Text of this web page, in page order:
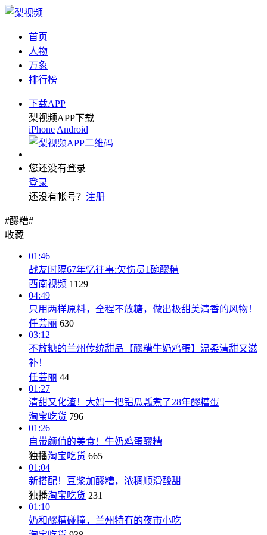
首页
人物
万象
排行榜
下载APP
梨视频APP下载
iPhone Android
您还没有登录
登录
还没有帐号？ 注册
#醪糟#
收藏
01:46
战友时隔67年忆往事:欠伤员1碗醪糟
西南视频 1129
04:49
只用两样原料，全程不放糖，做出极甜美清香的风物！
任芸丽 630
03:12
不放糖的兰州传统甜品【醪糟牛奶鸡蛋】温柔清甜又滋
补！
任芸丽 44
01:27
清甜又化渣！大妈一把铝瓜瓢煮了28年醪糟蛋
淘宝吃货 796
01:26
自带颜值的美食！牛奶鸡蛋醪糟
独播淘宝吃货 665
01:04
新搭配！豆浆加醪糟，浓稠顺滑酸甜
独播淘宝吃货 231
01:10
奶和醪糟碰撞，兰州特有的夜市小吃